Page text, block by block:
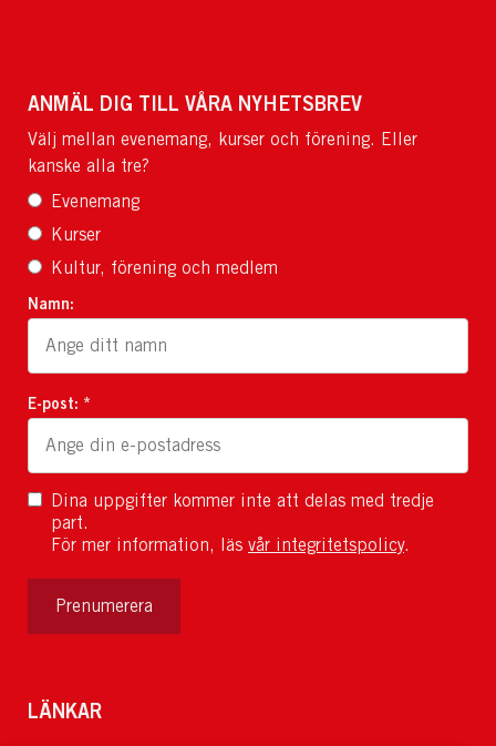
ANMÄL DIG TILL VÅRA NYHETSBREV
Välj mellan evenemang, kurser och förening. Eller
kanske alla tre?
Evenemang
Kurser
Kultur, förening och medlem
Namn:
E-post: *
Dina uppgifter kommer inte att delas med tredje
part.
För mer information, läs vår integritetspolicy.
Prenumerera
LÄNKAR